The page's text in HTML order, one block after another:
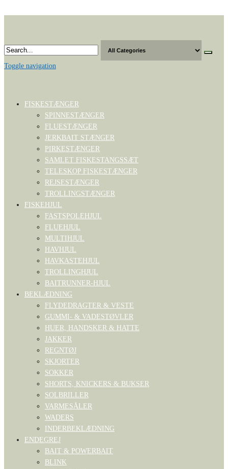
content
Toggle navigation
FISKESTÆNGER
SPINNESTÆNGER
FLUESTÆNGER
JERKBAIT STÆNGER
PIRKESTÆNGER
SAMLET FISKESTANGSSÆT
TELESKOP FISKESTÆNGER
REJSESTÆNGER
TROLLINGSTÆNGER
FISKEHJUL
FASTSPOLEHJUL
FLUEHJUL
MULTIHJUL
HAVHJUL
HAVKASTEHJUL
TROLLINGHJUL
BAITRUNNER-HJUL
BEKLÆDNING
FLYDEDRAGTER & VESTE
GUMMI- & VADESTØVLER
HUER, HANDSKER & HATTE
JAKKER
REGNTØJ
SKJORTER
SOKKER
SHORTS, KNICKERS & BUKSER
SOLBRILLER
VARMESÅLER
WADERS
INDERBEKLÆDNING
ENDEGREJ
BAIT & POWERBAIT
BLINK